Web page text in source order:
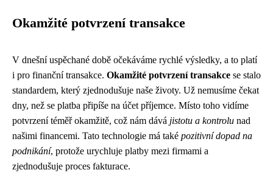
Okamžité potvrzení transakce
V dnešní uspěchané době očekáváme rychlé výsledky, a to platí
i pro finanční transakce. Okamžité potvrzení transakce se stalo
standardem, který zjednodušuje naše životy. Už nemusíme čekat
dny, než se platba připíše na účet příjemce. Místo toho vidíme
potvrzení téměř okamžitě, což nám dává jistotu a kontrolu nad
našimi financemi. Tato technologie má také pozitivní dopad na
podnikání, protože urychluje platby mezi firmami a
zjednodušuje proces fakturace.